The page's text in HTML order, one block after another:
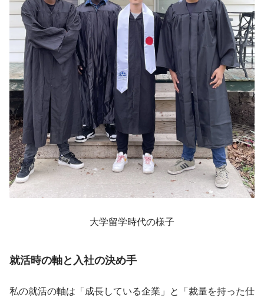
大学留学時代の様子
就活時の軸と入社の決め手
私の就活の軸は「成長している企業」と「裁量を持った仕